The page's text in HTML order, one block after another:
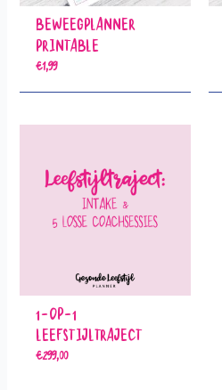
Beweegplanner
Printable
€1,99
1-op-1
Leefstijltraject
€299,00